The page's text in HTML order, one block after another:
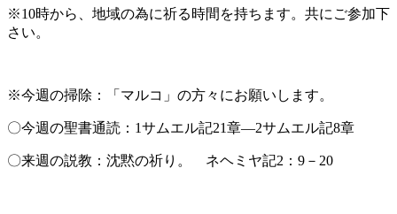
※10時から、地域の為に祈る時間を持ちます。共にご参加下
さい。
※今週の掃除：「マルコ」の方々にお願いします。
〇今週の聖書通読：1サムエル記21章―2サムエル記8章
〇来週の説教：沈黙の祈り。 ネヘミヤ記2：9－20